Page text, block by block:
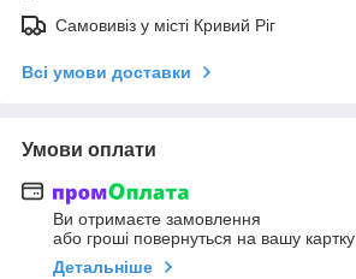
Самовивіз у місті Кривий Ріг
Всі умови доставки
Умови оплати
Ви отримаєте замовлення
або гроші повернуться на вашу картку
Детальніше